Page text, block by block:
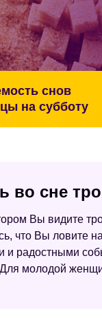
снов
на субботу
во сне
Вы видите
что Вы ловите
и радостными
молодой